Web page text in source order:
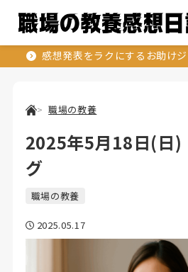
感想発表をラクにするお助け
職場の教養
2025年5月18日(日
グ
職場の教養
2025.05.17